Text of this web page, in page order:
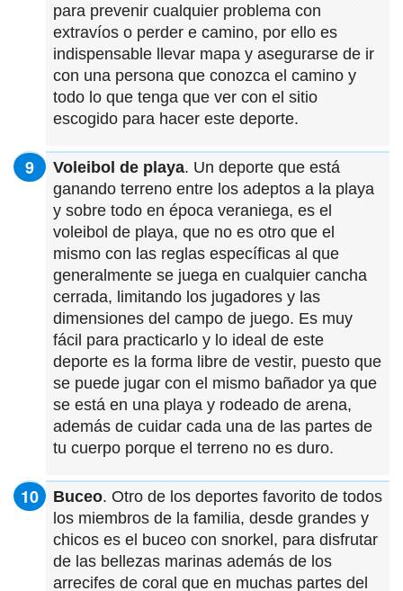
para prevenir cualquier problema con
extravíos o perder e camino, por ello es
indispensable llevar mapa y asegurarse de ir
con una persona que conozca el camino y
todo lo que tenga que ver con el sitio
escogido para hacer este deporte.
Voleibol de playa. Un deporte que está
ganando terreno entre los adeptos a la playa
y sobre todo en época veraniega, es el
voleibol de playa, que no es otro que el
mismo con las reglas específicas al que
generalmente se juega en cualquier cancha
cerrada, limitando los jugadores y las
dimensiones del campo de juego. Es muy
fácil para practicarlo y lo ideal de este
deporte es la forma libre de vestir, puesto que
se puede jugar con el mismo bañador ya que
se está en una playa y rodeado de arena,
además de cuidar cada una de las partes de
tu cuerpo porque el terreno no es duro.
Buceo. Otro de los deportes favorito de todos
los miembros de la familia, desde grandes y
chicos es el buceo con snorkel, para disfrutar
de las bellezas marinas además de los
arrecifes de coral que en muchas partes del